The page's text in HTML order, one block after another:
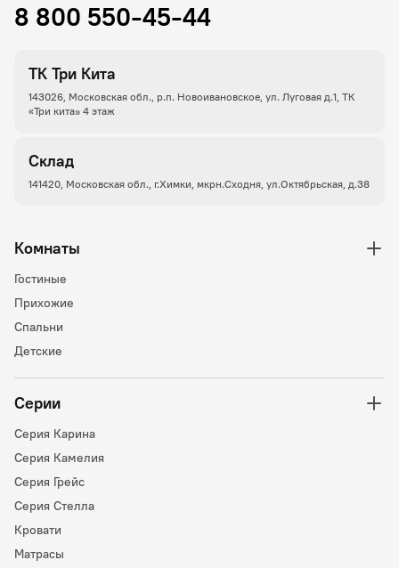
ТК Три Кита
143026, Московская обл., р.п. Новоивановское, ул. Луговая д.1, ТК
«Три кита» 4 этаж
Склад
141420, Московская обл., г.Химки, мкрн.Сходня, ул.Октябрьская, д.38
8 800 550-45-44
Комнаты
Гостиные
Прихожие
Спальни
Детские
Серии
Серия Карина
Серия Камелия
Серия Грейс
Серия Стелла
Кровати
Матрасы